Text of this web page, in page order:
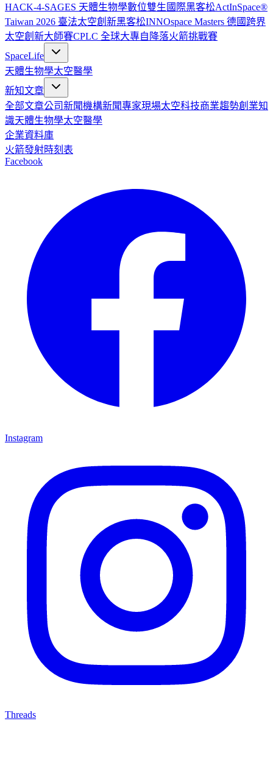
HACK-4-SAGES 天體生物學數位雙生國際黑客松ActInSpace®
Taiwan 2026 臺法太空創新黑客松INNOspace Masters 德國跨界
太空創新大師賽CPLC 全球大專自降落火箭挑戰賽
SpaceLife
天體生物學太空醫學
新知文章
全部文章公司新聞機構新聞專家現場太空科技商業趨勢創業知
識天體生物學太空醫學
企業資料庫
火箭發射時刻表
Facebook
Instagram
Threads